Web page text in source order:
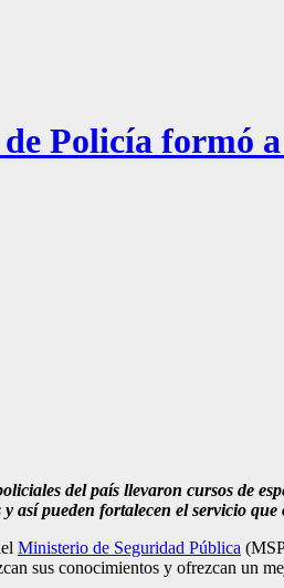
Policía formó
del país llevaron cursos de
así pueden fortalecen el servicio
Ministerio de Seguridad Pública
sus conocimientos y ofrezcan un